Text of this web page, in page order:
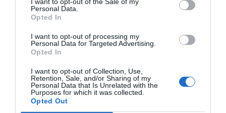
Personal Data.
Opted In
I want to opt-out of processing my
Personal Data for Targeted Advertising.
Opted In
I want to opt-out of Collection, Use,
Retention, Sale, and/or Sharing of my
Personal Data that Is Unrelated with the
Purposes for which it was collected.
Opted Out
Kvíz: Ha legalább 5 kérdésre jó a válaszod,
Okosító kvíz: Megbirkózol ezekkel a kérdésekkel?